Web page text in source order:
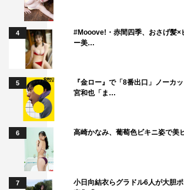
4
#Mooove!・赤間四季、おさげ髪×
ー美…
5
『金ロー』で「8番出口」ノーカ
宮和也「ま…
6 高崎かなみ、葡萄色ビキニ姿で美
7
小日向結衣らグラドル6人が大胆